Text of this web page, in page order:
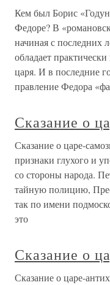
Кем был Борис
Федоре? В
начиная с последних
обладает
царя. И в последние
правление Федора
Сказание о
Сказание о царе-
признаки глухого и
со стороны народа.
тайную полицию,
так по имени
это
Сказание о
Сказание о царе-